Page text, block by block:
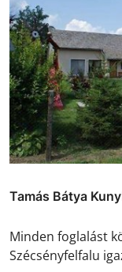
Tamás Bátya
Minden foglalást
Szécsényfelfalu